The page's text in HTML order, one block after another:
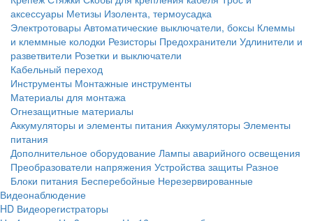
аксессуары Метизы Изолента, термоусадка
Электротовары Автоматические выключатели, боксы Клеммы
и клеммные колодки Резисторы Предохранители Удлинители и
разветвители Розетки и выключатели
Кабельный переход
Инструменты Монтажные инструменты
Материалы для монтажа
Огнезащитные материалы
Аккумуляторы и элементы питания Аккумуляторы Элементы
питания
Дополнительное оборудование Лампы аварийного освещения
Преобразователи напряжения Устройства защиты Разное
Блоки питания Бесперебойные Нерезервированные
Видеонаблюдение
HD Видеорегистраторы